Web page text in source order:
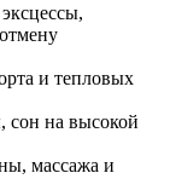
и тепловых
сон на высокой
массажа и